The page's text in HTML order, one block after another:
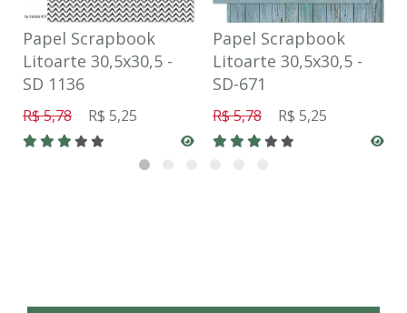
Papel Scrapbook
Litoarte 30,5x30,5 -
SD 1136
R$ 5,78 R$ 5,25
Papel Scrapbook
Litoarte 30,5x30,5 -
SD-671
R$ 5,78 R$ 5,25